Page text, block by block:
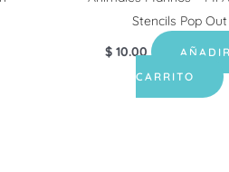
Stencils Pop Out
$ 10.00
CARRITO